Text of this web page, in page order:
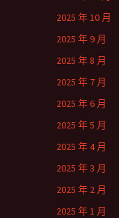
2025 年 10 月
2025 年 9 月
2025 年 8 月
2025 年 7 月
2025 年 6 月
2025 年 5 月
2025 年 4 月
2025 年 3 月
2025 年 2 月
2025 年 1 月